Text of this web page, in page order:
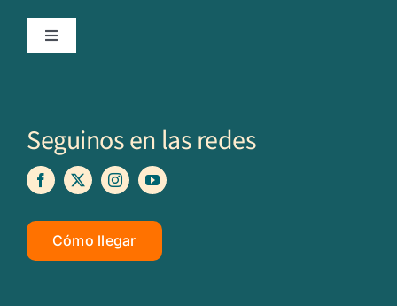
Toggle
Institucional
Profesorados
Académico
Seguinos en las redes
Cómo llegar